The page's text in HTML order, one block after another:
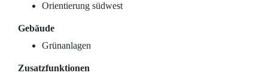
Orientierung südwest
Gebäude
Grünanlagen
Zusatzfunktionen